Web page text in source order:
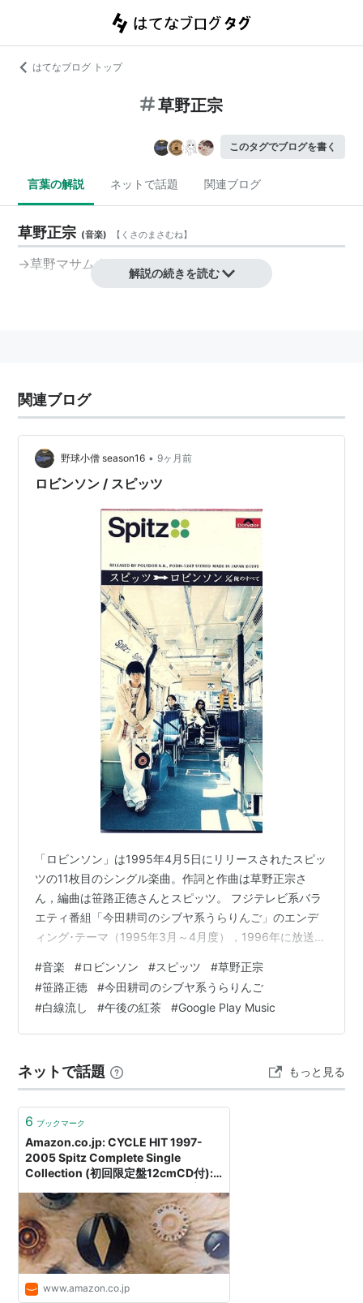
はてなブログ トップ
草野正宗
このタグでブログを書く
言葉の解説 ネットで話題 関連ブログ
草野正宗 (音楽) 【 くさのまさむね】
→草野マサムネ
解説の続きを読む
関連ブログ
野球小僧 season16 • 9ヶ月前
ロビンソン / スピッツ
「ロビンソン」は1995年4月5日にリリースされたスピッ
ツの11枚目のシングル楽曲。作詞と作曲は草野正宗さ
ん，編曲は笹路正徳さんとスピッツ。 フジテレビ系バラ
エティ番組「今田耕司のシブヤ系うらりんご」のエンデ
ィング･テーマ（1995年3月～4月度），1996年に放送さ
系TVドラマ「白線流し」の挿入歌（長野県松本市が舞
台），2001年にキリンビバレッジ「午後の紅茶」TV
CM，2016年に「Google Play Music」CMソングなどに
使用されました。 youtu.be タイトルのロビンソンは歌詞
#音楽 #ロビンソン #スピッツ #草野正宗
#笹路正徳 #今田耕司のシブヤ系うらりんご
#白線流し #午後の紅茶 #Google Play Music
ネットで話題 もっと見る
6 ブックマーク
Amazon.co.jp: CYCLE HIT 1997-
2005 Spitz Complete Single
Collection (初回限定盤12cmCD付):
の他), スピッツ (その他), 笹路正徳 (そ
の他), 白井良明 (その他), 亀田誠治 (そ
の他), 棚谷祐一 (その他), 石田小吉 (そ
の他), クジヒロコ (その他): ミュージ
ック
www.amazon.co.jp